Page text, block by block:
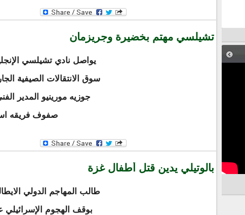
تشيلسي مهتم بخضيرة وجريزمان
يواصل نادي تشيلسي
سوق الانتقالات الصيفية
جوزيه مورينيو المدير
صفوف فريقه
بالوتيلي يدين قتل أطفال غزة
طالب المهاجم الدولي
بوقف الهجوم